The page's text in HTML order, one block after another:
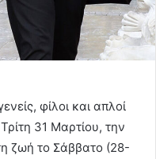
φίλοι και απλοί
31 Μαρτίου, την
ζωή το Σάββατο (28-